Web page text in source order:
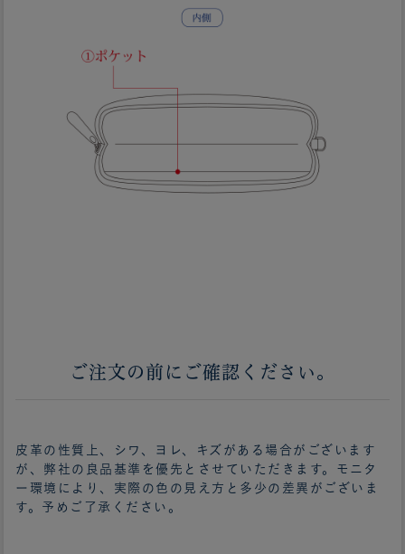
ご注文の前にご確認ください。
皮革の性質上、シワ、ヨレ、キズがある場合がございます
が、弊社の良品基準を優先とさせていただきます。モニタ
ー環境により、実際の色の見え方と多少の差異がございま
す。予めご了承ください。